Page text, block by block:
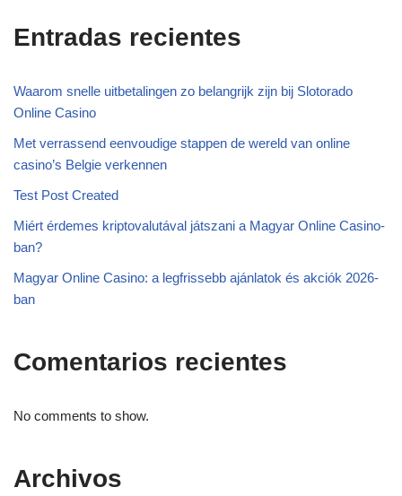
Entradas recientes
Waarom snelle uitbetalingen zo belangrijk zijn bij Slotorado
Online Casino
Met verrassend eenvoudige stappen de wereld van online
casino’s Belgie verkennen
Test Post Created
Miért érdemes kriptovalutával játszani a Magyar Online Casino-
ban?
Magyar Online Casino: a legfrissebb ajánlatok és akciók 2026-
ban
Comentarios recientes
No comments to show.
Archivos